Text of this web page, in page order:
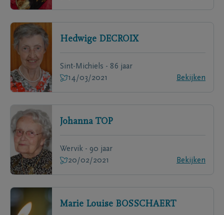
Hedwige DECROIX
Sint-Michiels - 86 jaar
14/03/2021
Bekijken
Johanna TOP
Wervik - 90 jaar
20/02/2021
Bekijken
Marie Louise BOSSCHAERT